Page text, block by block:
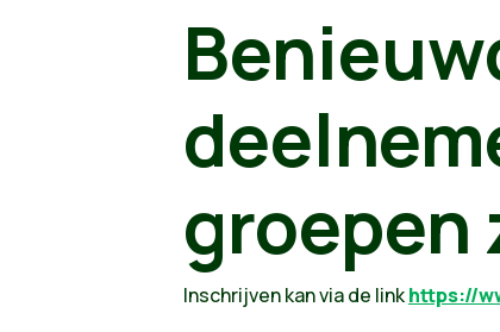
groepen
Inschrijven kan via de linkhttps://